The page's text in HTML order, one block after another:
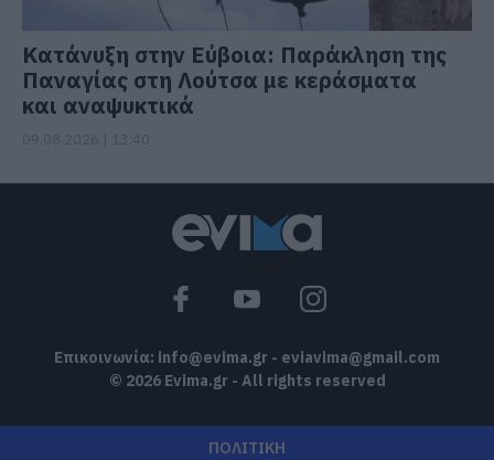
Κατάνυξη στην Εύβοια: Παράκληση της
Παναγίας στη Λούτσα με κεράσματα
και αναψυκτικά
Επικοινωνία: info@evima.gr - eviavima@gmail.com
© 2026 Evima.gr - All rights reserved
ΠΟΛΙΤΙΚΗ